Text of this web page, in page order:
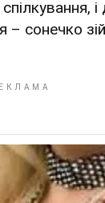
і
сонечко